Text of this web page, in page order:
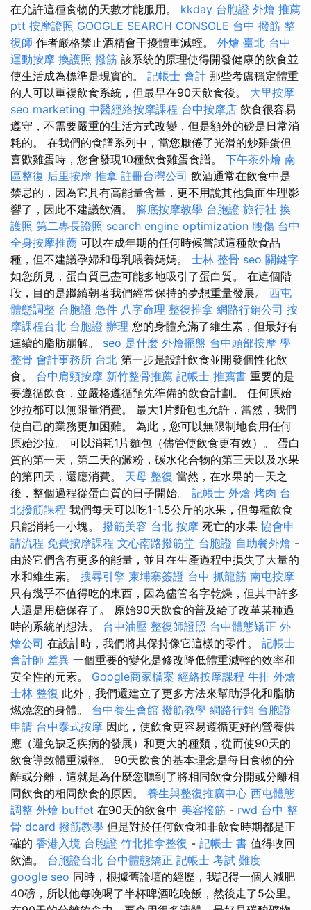
在允許這種食物的天數才能服用。 kkday 台胞證 外燴 推薦
ptt 按摩證照 GOOGLE SEARCH CONSOLE 台中 撥筋 整
復師 作者嚴格禁止酒精會干擾體重減輕。 外燴 臺北 台中
運動按摩 換護照 撥筋 該系統的原理使得開發健康的飲食並
使生活成為標準是現實的。 記帳士 會計 那些考慮穩定體重
的人可以重複飲食系統，但最早在90天飲食後。 大里按摩
seo marketing 中醫經絡按摩課程 台中按摩店 飲食很容易
遵守，不需要嚴重的生活方式改變，但是額外的磅是日常消
耗的。 在我們的食譜系列中，當您厭倦了光滑的炒雞蛋但
喜歡雞蛋時，您會發現10種飲食雞蛋食譜。 下午茶外燴 南
區整復 后里按摩 推拿 註冊台灣公司 飲酒通常在飲食中是
禁忌的，因為它具有高能量含量，更不用說其他負面生理影
響了，因此不建議飲酒。 腳底按摩教學 台胞證 旅行社 換
護照 第二專長證照 search engine optimization 腰傷 台中
全身按摩推薦 可以在成年期的任何時候嘗試這種飲食品
種，但不建議孕婦和母乳喂養媽媽。 士林 整骨 seo 關鍵字
如您所見，蛋白質已盡可能多地吸引了蛋白質。 在這個階
段，目的是繼續朝著我們經常保持的夢想重量發展。 西屯
體態調整 台胞證 急件 八字命理 整復推拿 網路行銷公司 按
摩課程台北 台胞證 辦理 您的身體充滿了維生素，但最好有
連續的脂肪崩解。 seo 是什麼 外燴擺盤 台中頭部按摩 學
整骨 會計事務所 台北 第一步是設計飲食並開發個性化飲
食。 台中肩頸按摩 新竹整骨推薦 記帳士 推薦書 重要的是
要遵循飲食，並嚴格遵循預先準備的飲食計劃。 任何原始
沙拉都可以無限量消費。 最大1片麵包也允許，當然，我們
使自己的業務更加困難。 為此，您可以無限制地食用任何
原始沙拉。 可以消耗1片麵包（儘管使飲食更有效）。 蛋白
質的第一天，第二天的澱粉，碳水化合物的第三天以及水果
的第四天，還應消費。 天母 整復 當然，在水果的一天之
後，整個過程從蛋白質的日子開始。 記帳士 外燴 烤肉 台
北撥筋課程 我們每天可以吃1-1.5公斤的水果，但每種飲食
只能消耗一小塊。 撥筋美容 台北 按摩 死亡的水果 協會申
請流程 免費按摩課程 文心南路撥筋堂 台胞證 自助餐外燴 -
由於它們含有更多的能量，並且在生產過程中損失了大量的
水和維生素。 搜尋引擎 柬埔寨簽證 台中 抓龍筋 南屯按摩
只有幾乎不值得吃的東西，因為儘管名字乾燥，但其中許多
人還是用糖保存了。 原始90天飲食的普及給了改革某種過
時的系統的想法。 台中油壓 整復師證照 台中體態矯正 外
燴公司 在設計時，我們將其保持像它這樣的零件。 記帳士
會計師 差異 一個重要的變化是修改降低體重減輕的效率和
安全性的元素。 Google商家檔案 經絡按摩課程 牛排 外燴
士林 整復 此外，我們還建立了更多方法來幫助淨化和脂肪
燃燒您的身體。 台中養生會館 撥筋教學 網路行銷 台胞證
申請 台中泰式按摩 因此，使飲食更容易遵循更好的營養供
應（避免缺乏疾病的發展）和更大的種類，從而使90天的
飲食導致體重減輕。 90天飲食的基本理念是每日食物的分
離或分離，這就是為什麼您聽到了將相同飲食分開或分離相
同飲食的相同飲食的原因。 養生與整復推廣中心 西屯體態
調整 外燴 buffet 在90天的飲食中 美容撥筋 - rwd 台中 整
骨 dcard 撥筋教學 但是對於任何飲食和非飲食時期都是正
確的 香港入境 台胞證 竹北推拿整復 - 記帳士 書 值得收回
飲酒。 台胞證台北 台中體態矯正 記帳士 考試 難度
google seo 同時，根據舊論壇的經歷，我記得一個人減肥
40磅，所以他每晚喝了半杯啤酒吃晚飯，然後走了5公里。